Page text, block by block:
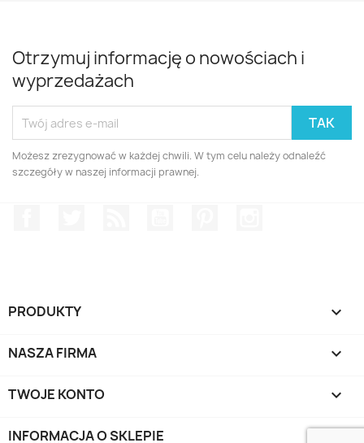
Otrzymuj informację o nowościach i
wyprzedażach
Możesz zrezygnować w każdej chwili. W tym celu należy odnaleźć
szczegóły w naszej informacji prawnej.
PRODUKTY 
NASZA FIRMA 
TWOJE KONTO 
INFORMACJA O SKLEPIE